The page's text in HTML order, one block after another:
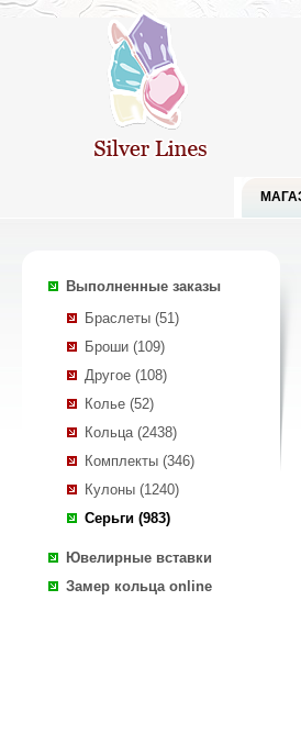
Выполненные заказы
Браслеты (51)
Броши (109)
Другое (108)
Колье (52)
Кольца (2438)
Комплекты (346)
Кулоны (1240)
Серьги (983)
Ювелирные вставки
Замер кольца online